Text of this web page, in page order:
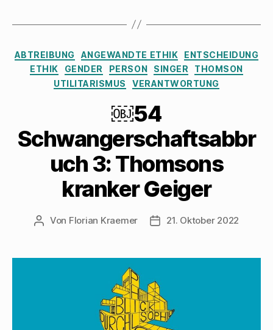
Kategorien
ABTREIBUNG ANGEWANDTE ETHIK
ENTSCHEIDUNG
ETHIK
GENDER PERSON SINGER
THOMSON
UTILITARISMUS
VERANTWORTUNG
￼54
Schwangerschaftsabbr
uch 3: Thomsons
kranker Geiger
Beitragsautor
Von Florian Kraemer Veröffentlichungsdatum
21. Oktober 2022